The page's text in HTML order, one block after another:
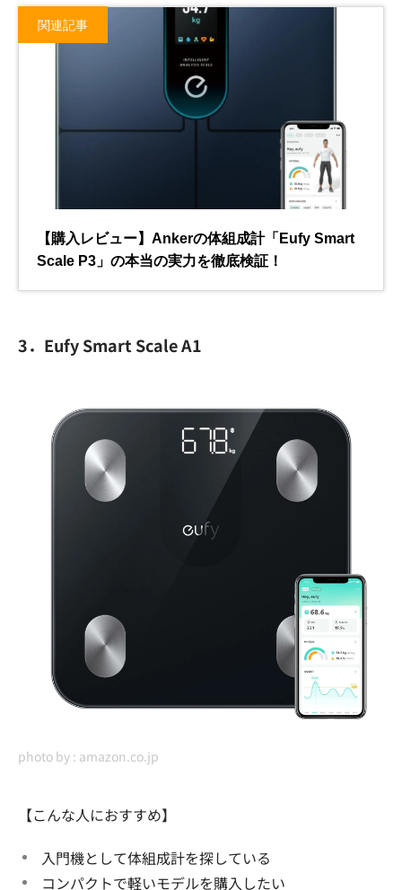
3．Eufy Smart Scale A1
photo by : amazon.co.jp
【こんな人におすすめ】
入門機として体組成計を探している
コンパクトで軽いモデルを購入したい